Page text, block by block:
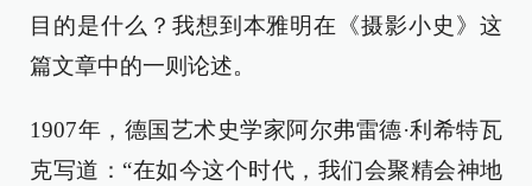
目的是什么？我想到本雅明在《摄影小史》这
篇文章中的一则论述。
1907年，德国艺术史学家阿尔弗雷德·利希特瓦
克写道：“在如今这个时代，我们会聚精会神地